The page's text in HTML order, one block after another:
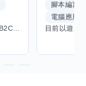
腳本編寫
電腦應用